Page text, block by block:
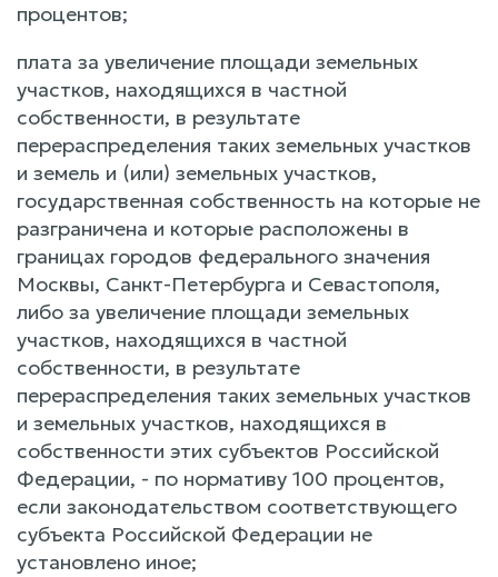
процентов;
плата за увеличение площади земельных
участков, находящихся в частной
собственности, в результате
перераспределения таких земельных участков
и земель и (или) земельных участков,
государственная собственность на которые не
разграничена и которые расположены в
границах городов федерального значения
Москвы, Санкт-Петербурга и Севастополя,
либо за увеличение площади земельных
участков, находящихся в частной
собственности, в результате
перераспределения таких земельных участков
и земельных участков, находящихся в
собственности этих субъектов Российской
Федерации, - по нормативу 100 процентов,
если законодательством соответствующего
субъекта Российской Федерации не
установлено иное;